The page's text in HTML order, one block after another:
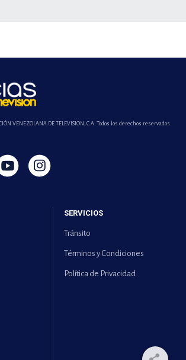
VENEZOLANA DE TELEVISION, C.A. Todos los derechos reservados.
SERVICIOS
Tránsito
Términos y Condiciones
Política de Privacidad